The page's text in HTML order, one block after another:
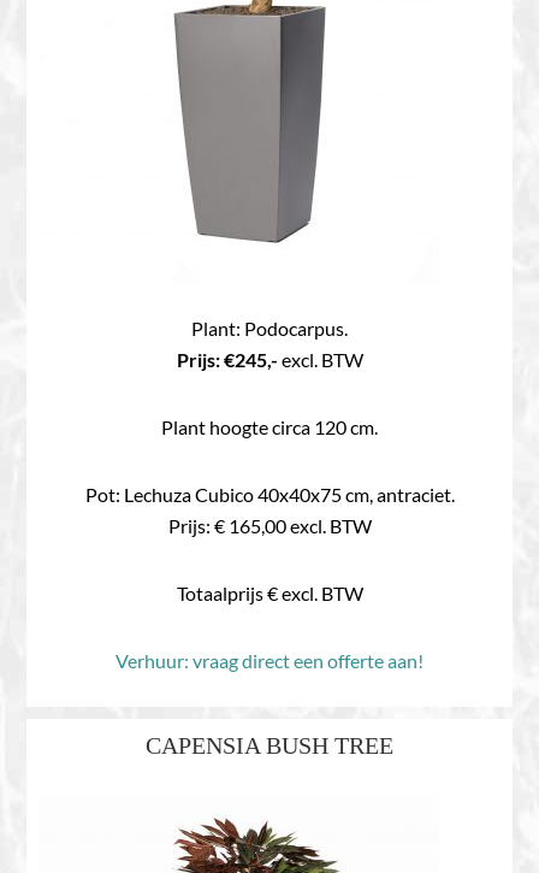
Plant: Podocarpus.
Prijs: €245,- excl. BTW
Plant hoogte circa 120 cm.
Pot: Lechuza Cubico 40x40x75 cm, antraciet.
Prijs: € 165,00 excl. BTW
Totaalprijs € excl. BTW
Verhuur: vraag direct een offerte aan!
CAPENSIA BUSH TREE